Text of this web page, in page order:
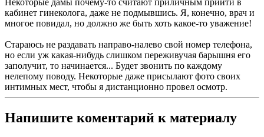
Некоторые дамы почему-то считают приличным прийти в
кабинет гинеколога, даже не подмывшись. Я, конечно, врач и
многое повидал, но должно же быть хоть какое-то уважение!
Стараюсь не раздавать направо-налево свой номер телефона,
но если уж какая-нибудь слишком переживучая барышня его
заполучит, то начинается... Будет звонить по каждому
нелепому поводу. Некоторые даже присылают фото своих
интимных мест, чтобы я дистанционно провел осмотр.
Напишите коментарий к материалу